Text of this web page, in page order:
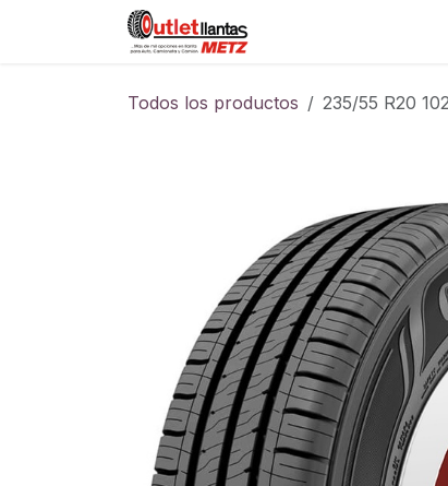
Todos los productos 235/55 R20